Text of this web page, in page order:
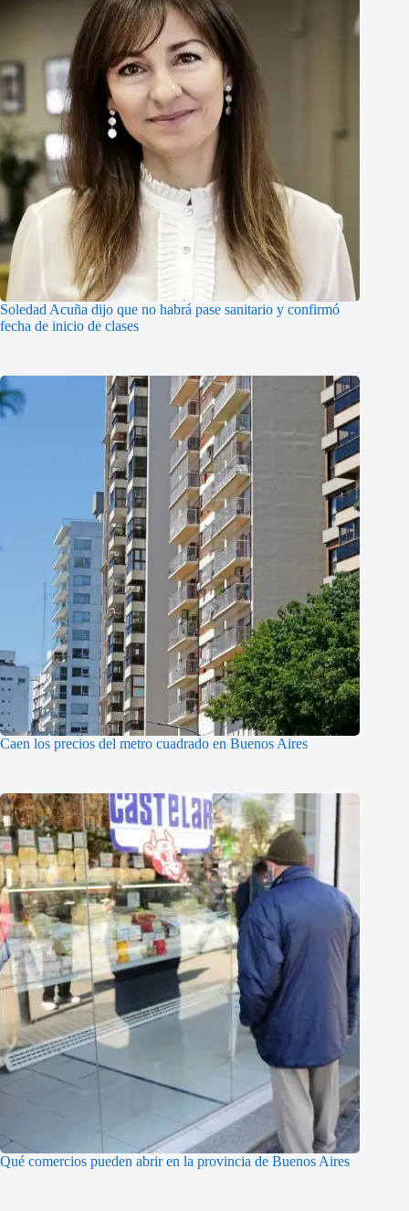
Soledad Acuña dijo que no habrá pase sanitario y confirmó
fecha de inicio de clases
Caen los precios del metro cuadrado en Buenos Aires
Qué comercios pueden abrir en la provincia de Buenos Aires